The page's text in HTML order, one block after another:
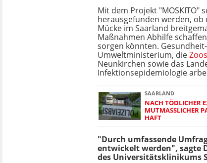
Mit dem Projekt "MOSKITO"
herausgefunden werden, ob
Mücke im Saarland
Maßnahmen Abhilfe
sorgen könnten.
Umweltministerium, dieZoos
Neunkirchen sowie das
Infektionsepidemiologie
SAARLAND
NACH TÖDLICHER
MUTMASSLICHER
AFT
"Durch umfassende
entwickelt werden", sagte
des Universitätsklinikums